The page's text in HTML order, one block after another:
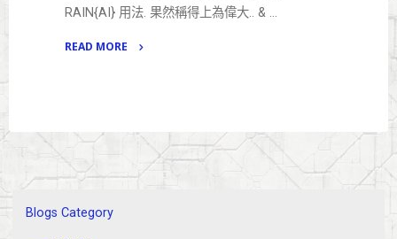
RAIN{AI} 用法. 果然稱得上為偉大.. & …
READ MORE
Blogs Category